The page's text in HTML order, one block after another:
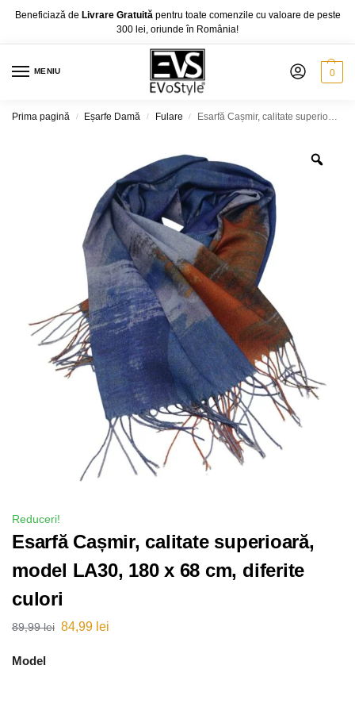
Beneficiază de Livrare Gratuită pentru toate comenzile cu valoare de peste
300 lei, oriunde în România!
MENIU 0
Prima pagină / Eșarfe Damă / Fulare / Esarfă Cașmir, calitate superioară, model LA30, 180 x 68 cm, diferite culori
Reduceri!
Esarfă Cașmir, calitate superioară,
model LA30, 180 x 68 cm, diferite
culori
89,99lei 84,99 lei
Model